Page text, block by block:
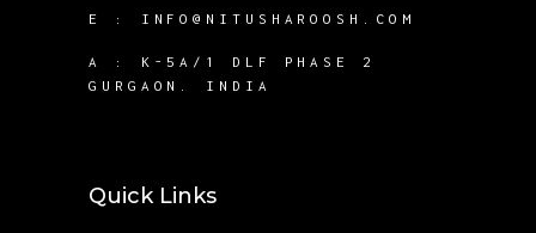
E : INFO@NITUSHAROOSH.COM
A :
K-5A/1 DLF PHASE 2
GURGAON. INDIA
Quick Links